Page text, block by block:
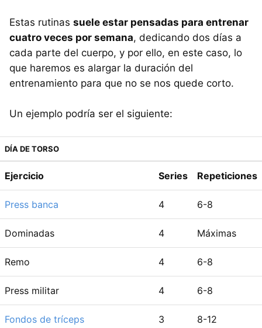
Estas rutinas suele estar pensadas para entrenar
cuatro veces por semana, dedicando dos días a
cada parte del cuerpo, y por ello, en este caso, lo
que haremos es alargar la duración del
entrenamiento para que no se nos quede corto.
Un ejemplo podría ser el siguiente:
DÍA DE TORSO
Ejercicio Series Repeticiones
Press banca 4 6-8
Dominadas 4 Máximas
Remo 4 6-8
Press militar 4 6-8
Fondos de tríceps 3 8-12